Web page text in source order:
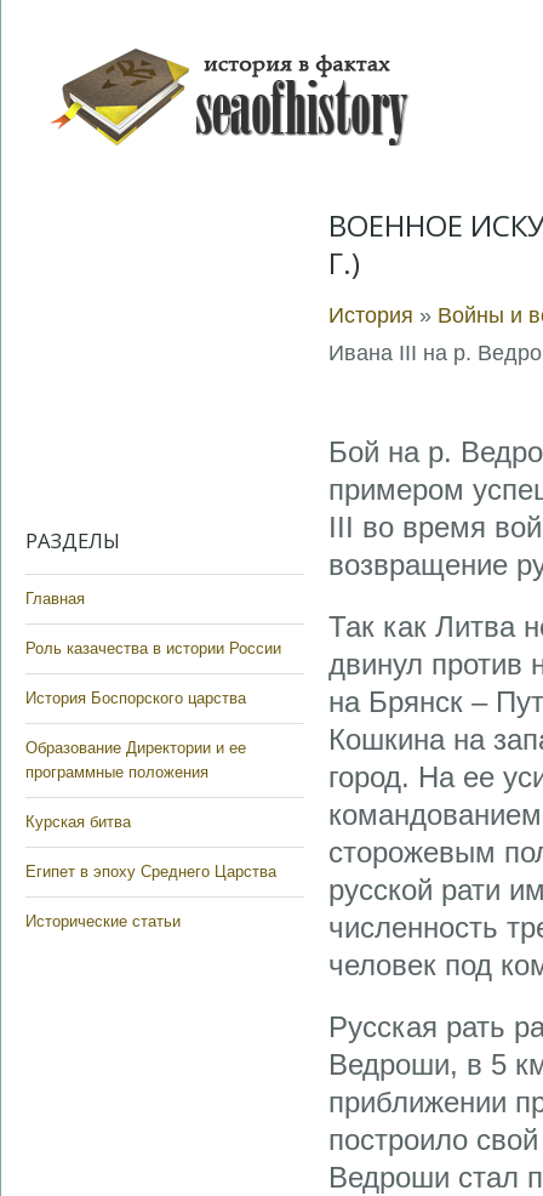
РАЗДЕЛЫ
Главная
Роль казачества в истории России
История Боспорского царства
Образование Директории и ее
программные положения
Курская битва
Египет в эпоху Среднего Царства
Исторические статьи
ВОЕННОЕ
Г.)
История » Войны и
Ивана III на р.
Бой на р.
примером
III во время
возвращение
Так как Литва
двинул против
на Брянск –
Кошкина на
город. На ее
сторожевым
русской рати
численность
человек под
Русская рать
Ведроши, в 5
приближении
построило
Ведроши стал